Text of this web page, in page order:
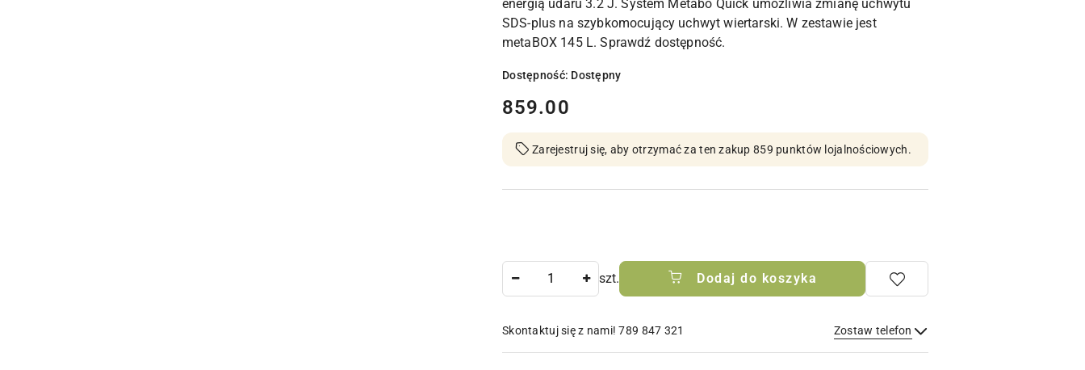
energią udaru 3.2 J. System Metabo Quick umożliwia zmianę uchwytu
SDS-plus na szybkomocujący uchwyt wiertarski. W zestawie jest
metaBOX 145 L. Sprawdź dostępność.
Dostępność: Dostępny
cena:
859.00
Zarejestruj się, aby otrzymać za ten zakup 859 punktów lojalnościowych.
szt. Dodaj do koszyka
Skontaktuj się z nami! 789 847 321 Zostaw telefon
Wyślij